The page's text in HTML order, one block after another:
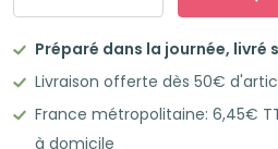
STABILO
SWING
COOL
Préparé dans la journée, livré
Livraison offerte dès 50€
France métropolitaine: 6,45€
à domicile